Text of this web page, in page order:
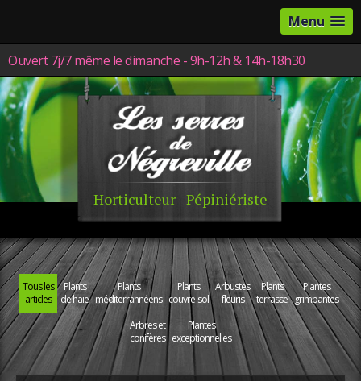
Menu
Ouvert 7j/7 même le dimanche - 9h-12h & 14h-18h30
Horticulteur - Pépiniériste
Tous les
articles
Plants
de haie
Plants
méditerrannéens
Plants
couvre-sol
Arbustes
fleuris
Plants
terrasse
Plantes
grimpantes
Arbres et
conifères
Plantes
exceptionnelles